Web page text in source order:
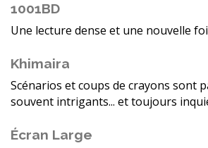
1001BD
Une lecture dense et une nouvelle
Khimaira
Scénarios et coups de crayons sont
souvent intrigants... et toujours
Écran Large